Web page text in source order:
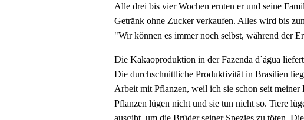
Alle drei bis vier Wochen ernten er und seine
Getränk ohne Zucker verkaufen. Alles wird bis
"Wir können es immer noch selbst, während der
Die Kakaoproduktion in der Fazenda d´água
Die durchschnittliche Produktivität in Brasilien
Arbeit mit Pflanzen, weil ich sie schon seit meiner
Pflanzen lügen nicht und sie tun nicht so. Tiere
ausgibt, um die Brüder seiner Spezies zu töten.